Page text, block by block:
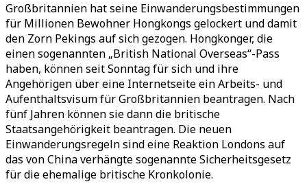
Großbritannien hat seine Einwanderungsbestimmungen
für Millionen Bewohner Hongkongs gelockert und damit
den Zorn Pekings auf sich gezogen. Hongkonger, die
einen sogenannten „British National Overseas“-Pass
haben, können seit Sonntag für sich und ihre
Angehörigen über eine Internetseite ein Arbeits- und
Aufenthaltsvisum für Großbritannien beantragen. Nach
fünf Jahren können sie dann die britische
Staatsangehörigkeit beantragen. Die neuen
Einwanderungsregeln sind eine Reaktion Londons auf
das von China verhängte sogenannte Sicherheitsgesetz
für die ehemalige britische Kronkolonie.